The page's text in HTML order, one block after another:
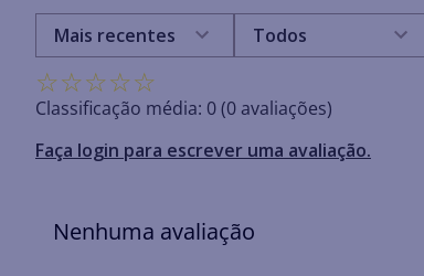
☆☆☆☆☆
Classificação média: 0(0 avaliações)
Faça login para escrever uma avaliação.
Mais recentes Todos
Nenhuma avaliação